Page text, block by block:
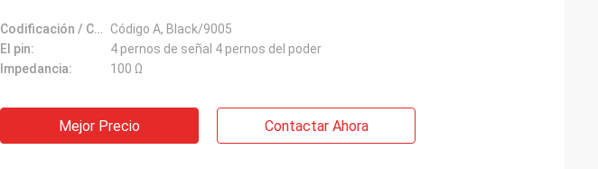
Codificación / Color (Automoción):
Código A, Black/9005
El pin:
4 pernos de señal 4 pernos del poder
Impedancia:
100 Ω
Mejor Precio Contactar Ahora